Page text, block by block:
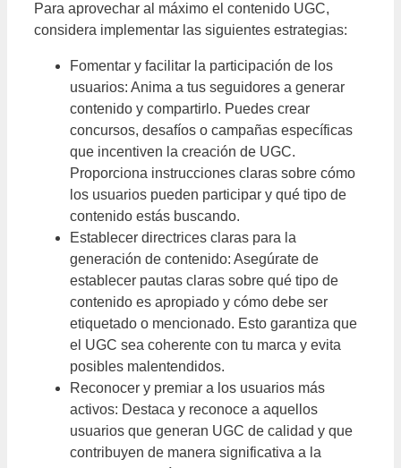
Para aprovechar al máximo el contenido UGC,
considera implementar las siguientes estrategias:
Fomentar y facilitar la participación de los
usuarios: Anima a tus seguidores a generar
contenido y compartirlo. Puedes crear
concursos, desafíos o campañas específicas
que incentiven la creación de UGC.
Proporciona instrucciones claras sobre cómo
los usuarios pueden participar y qué tipo de
contenido estás buscando.
Establecer directrices claras para la
generación de contenido: Asegúrate de
establecer pautas claras sobre qué tipo de
contenido es apropiado y cómo debe ser
etiquetado o mencionado. Esto garantiza que
el UGC sea coherente con tu marca y evita
posibles malentendidos.
Reconocer y premiar a los usuarios más
activos: Destaca y reconoce a aquellos
usuarios que generan UGC de calidad y que
contribuyen de manera significativa a la